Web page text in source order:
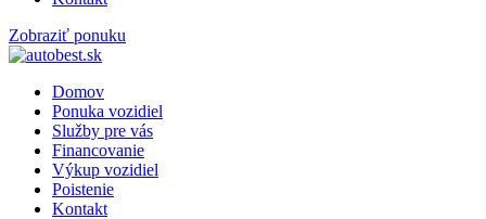
Zobraziť ponuku
Domov
Ponuka vozidiel
Služby pre vás
Financovanie
Výkup vozidiel
Poistenie
Kontakt